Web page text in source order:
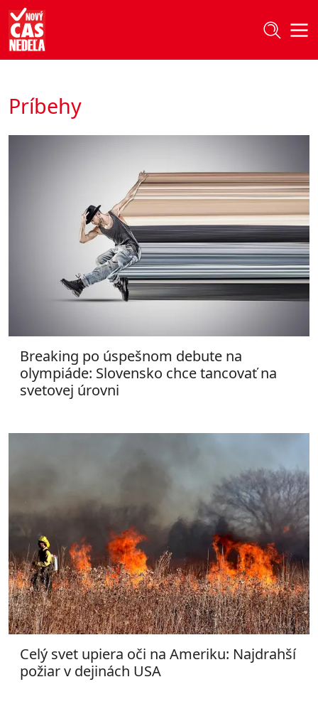
Príbehy
Breaking po úspešnom debute na
olympiáde: Slovensko chce tancovať na
svetovej úrovni
Celý svet upiera oči na Ameriku: Najdrahší
požiar v dejinách USA